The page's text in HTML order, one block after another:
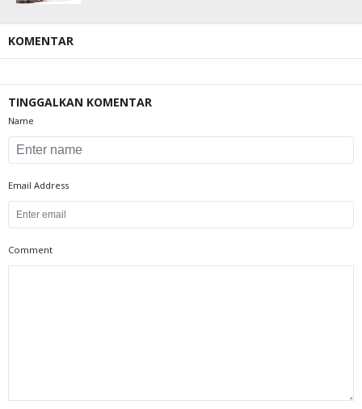
KOMENTAR
TINGGALKAN KOMENTAR
Name
Email Address
Comment